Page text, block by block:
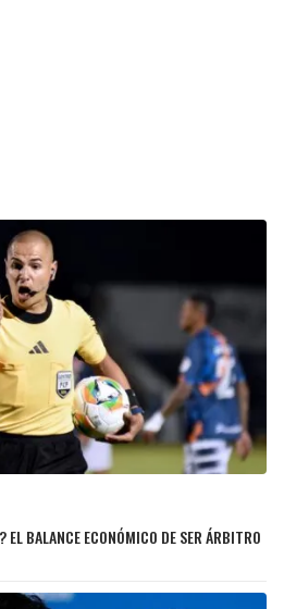
BALANCE ECONÓMICO DE SER ÁRBITRO